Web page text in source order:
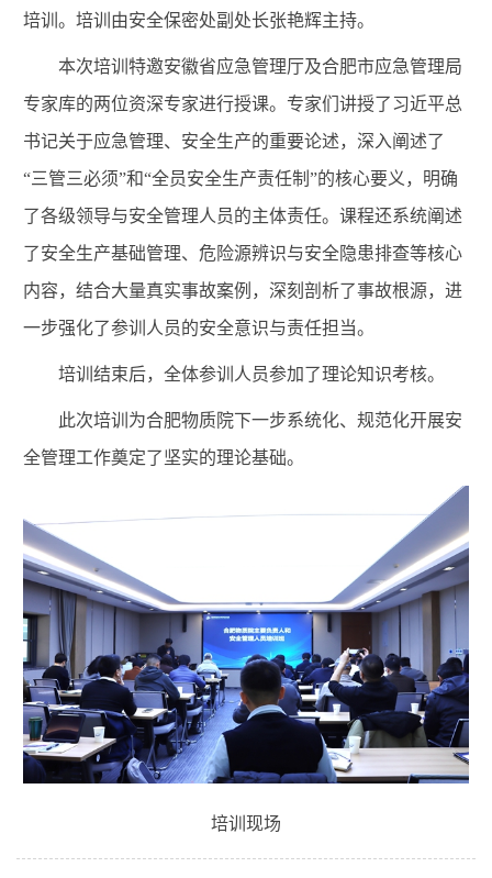
培训。培训由安全保密处副处长张艳辉主持。
本次培训特邀安徽省应急管理厅及合肥市应急管理局
专家库的两位资深专家进行授课。专家们讲授了习近平总
书记关于应急管理、安全生产的重要论述，深入阐述了
“三管三必须”和“全员安全生产责任制”的核心要义，明确
了各级领导与安全管理人员的主体责任。课程还系统阐述
了安全生产基础管理、危险源辨识与安全隐患排查等核心
内容，结合大量真实事故案例，深刻剖析了事故根源，进
一步强化了参训人员的安全意识与责任担当。
培训结束后，全体参训人员参加了理论知识考核。
此次培训为合肥物质院下一步系统化、规范化开展安
全管理工作奠定了坚实的理论基础。
培训现场